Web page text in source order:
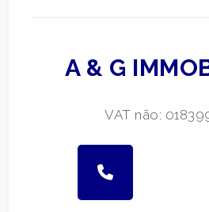
A & G
VAT não: